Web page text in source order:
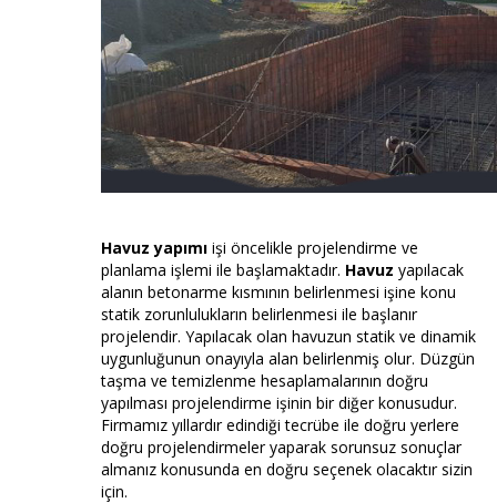
Havuz yapımı işi öncelikle projelendirme ve
planlama işlemi ile başlamaktadır. Havuz yapılacak
alanın betonarme kısmının belirlenmesi işine konu
statik zorunlulukların belirlenmesi ile başlanır
projelendir. Yapılacak olan havuzun statik ve dinamik
uygunluğunun onayıyla alan belirlenmiş olur. Düzgün
taşma ve temizlenme hesaplamalarının doğru
yapılması projelendirme işinin bir diğer konusudur.
Firmamız yıllardır edindiği tecrübe ile doğru yerlere
doğru projelendirmeler yaparak sorunsuz sonuçlar
almanız konusunda en doğru seçenek olacaktır sizin
için.